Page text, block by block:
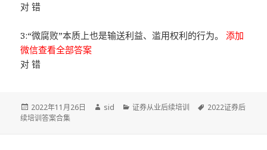
对 错
3:“微腐败”本质上也是输送利益、滥用权利的行为。添加
微信查看全部答案
对 错
发
布
2022年11月26日
作
sid
分
证券从业后续培训
标
2022证券后
续培训答案合集